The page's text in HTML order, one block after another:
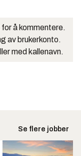
å kommentere.
av brukerkonto.
med kallenavn.
Se flere jobber